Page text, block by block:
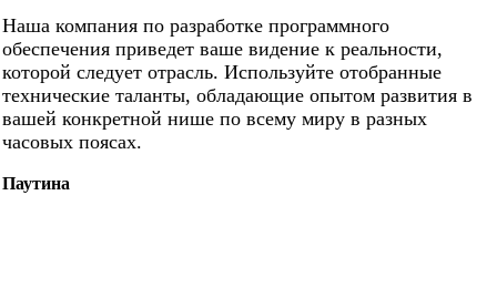
Наша компания по разработке программного
обеспечения приведет ваше видение к реальности,
которой следует отрасль. Используйте отобранные
технические таланты, обладающие опытом развития в
вашей конкретной нише по всему миру в разных
часовых поясах.
Паутина